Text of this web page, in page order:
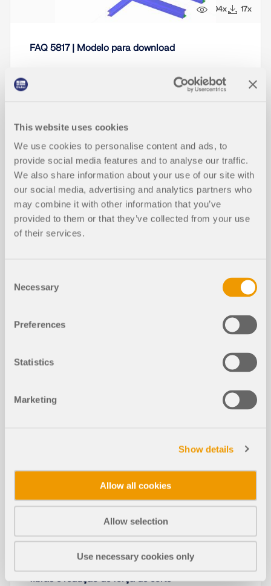
This website uses cookies
We use cookies to personalise content and ads, to
provide social media features and to analyse our traffic.
We also share information about your use of our site with
our social media, advertising and analytics partners who
may combine it with other information that you’ve
provided to them or that they’ve collected from your use
of their services.
Selection
Necessary
Preferences
Statistics
Marketing
Show details
Allow all cookies
Allow selection
Use necessary cookies only
104x 17x
FAQ 5817 | Modelo para download
Artigos da base de dados de conhe
cimento
Otimização de secções transversais
no estado limite de utilização
de dimensionamento para o estado limite de
Apoio de cálculo para o dimensiona
mento de madeira - Estado limite de
fibras e redução de força de corte